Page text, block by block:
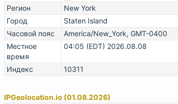
Регион
New York
Город
Staten Island
Часовой пояс
America/New_York, GMT-0400
Местное
время
04:05 (EDT) 2026.08.08
Индекс
10311
IPGeolocation.io (01.08.2026)